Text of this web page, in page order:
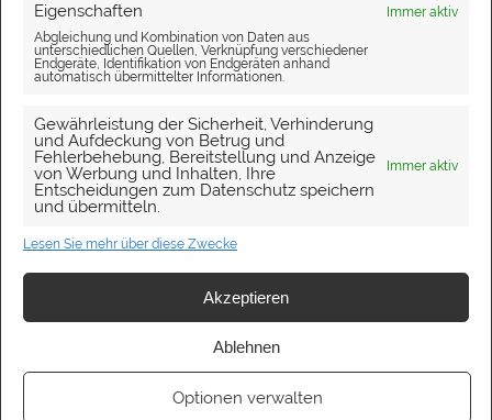
Eigenschaften
Immer aktiv
Abgleichung und Kombination von Daten aus
unterschiedlichen Quellen, Verknüpfung verschiedener
Endgeräte, Identifikation von Endgeräten anhand
automatisch übermittelter Informationen.
Gewährleistung der Sicherheit, Verhinderung
und Aufdeckung von Betrug und
Fehlerbehebung, Bereitstellung und Anzeige
von Werbung und Inhalten, Ihre
Entscheidungen zum Datenschutz speichern
und übermitteln.
Immer aktiv
Lesen Sie mehr über diese Zwecke
Akzeptieren
Ablehnen
Optionen verwalten
Werbung
o2 Startseite